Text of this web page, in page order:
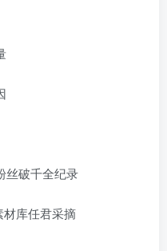
丝破千全纪录
库任君采摘